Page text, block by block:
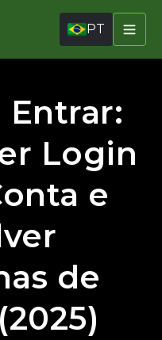
PT
Entrar:
Login
e
de